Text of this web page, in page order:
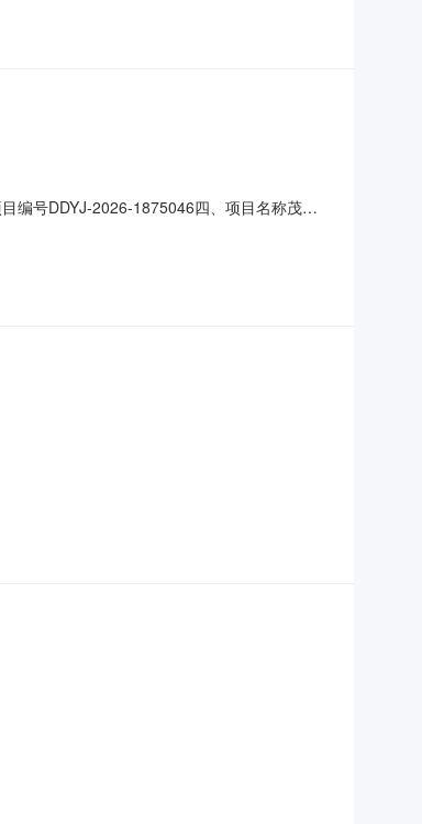
编号DDYJ-2026-1875046四、项目名称茂名
的：序号名称数量(单位)单价(